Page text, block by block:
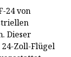
24 von
Dieser
Zoll-Flügel